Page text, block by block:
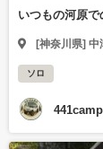
いつもの河原
[神奈川県] 中
ソロ
441camp